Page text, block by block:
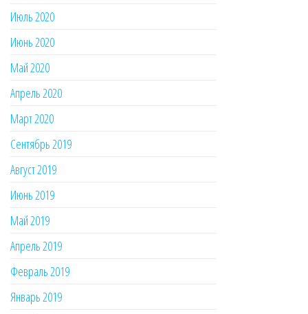
Июль 2020
Июнь 2020
Май 2020
Апрель 2020
Март 2020
Сентябрь 2019
Август 2019
Июнь 2019
Май 2019
Апрель 2019
Февраль 2019
Январь 2019